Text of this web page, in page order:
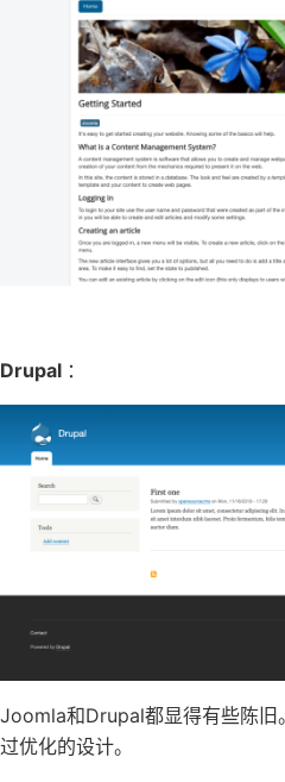
Drupal ：
Joomla和Drupal都显得有些陈
过优化的设计。